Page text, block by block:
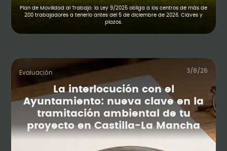
Plan de Movilidad al Trabajo: la Ley 9/2025 obliga a los centros de más de
200 trabajadores a tenerlo antes del 5 de diciembre de 2026. Claves y
plazos.
Evaluación 3/8/26
La interlocución con el
Ayuntamiento: nueva clave en la
tramitación ambiental de tu
proyecto en Castilla-La Mancha